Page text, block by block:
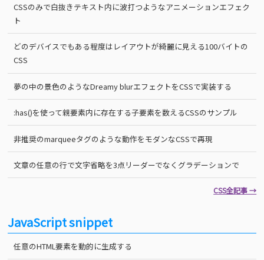
CSSのみで白抜きテキスト内に波打つようなアニメーションエフェク
ト
どのデバイスでもある程度はレイアウトが綺麗に見える100バイトの
CSS
夢の中の景色のようなDreamy blurエフェクトをCSSで実装する
:has()を使って親要素内に存在する子要素を数えるCSSのサンプル
非推奨のmarqueeタグのような動作をモダンなCSSで再現
文章の任意の行で文字省略を3点リーダーでなくグラデーションで
CSS全記事 →
JavaScript snippet
任意のHTML要素を動的に生成する